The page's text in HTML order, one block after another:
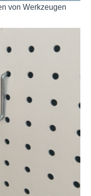
von Werkzeugen